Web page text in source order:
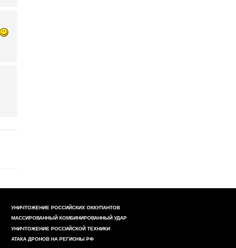
УНИЧТОЖЕНИЕ РОССИЙСКИХ ОККУПАНТОВ
МАССИРОВАННЫЙ КОМБИНИРОВАННЫЙ УДАР
УНИЧТОЖЕНИЕ РОССИЙСКОЙ ТЕХНИКИ
АТАКА ДРОНОВ НА РЕГИОНЫ РФ